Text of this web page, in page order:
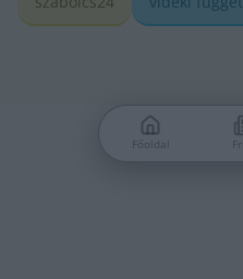
Főoldal